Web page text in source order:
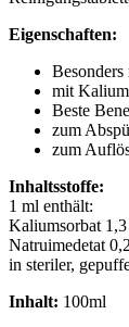
Eigenschaften:
mit
Beste
zum
zum
Inhaltsstoffe:
1 ml enthält:
Kaliumsorbat
Natruimedetat
in steriler,
Inhalt: 100ml